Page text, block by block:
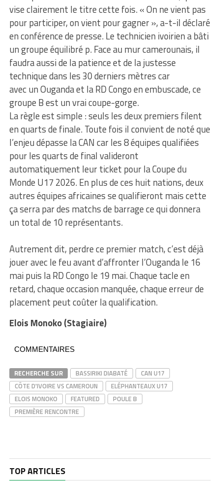
vise clairement le titre cette fois. « On ne vient pas
pour participer, on vient pour gagner », a-t-il déclaré
en conférence de presse. Le technicien ivoirien a bâti
un groupe équilibré p. Face au mur camerounais, il
faudra aussi de la patience et de la justesse
technique dans les 30 derniers mètres car
avec un Ouganda et la RD Congo en embuscade, ce
groupe B est un vrai coupe-gorge.
La règle est simple : seuls les deux premiers filent
en quarts de finale. Toute fois il convient de noté que
l’enjeu dépasse la CAN car les 8 équipes qualifiées
pour les quarts de final valideront
automatiquement leur ticket pour la Coupe du
Monde U17 2026. En plus de ces huit nations, deux
autres équipes africaines se qualifieront mais cette
ça serra par des matchs de barrage ce qui donnera
un total de 10 représentants.
Autrement dit, perdre ce premier match, c’est déjà
jouer avec le feu avant d’affronter l’Ouganda le 16
mai puis la RD Congo le 19 mai. Chaque tacle en
retard, chaque occasion manquée, chaque erreur de
placement peut coûter la qualification.
Elois Monoko (Stagiaire)
COMMENTAIRES
RECHERCHE SUR BASSIRIKI DIABATÉ
CAN U17
CÔTE D'IVOIRE VS CAMEROUN
ELÉPHANTEAUX U17
ELOIS MONOKO
FEATURED
POULE B
PREMIÈRE RENCONTRE
TOP ARTICLES